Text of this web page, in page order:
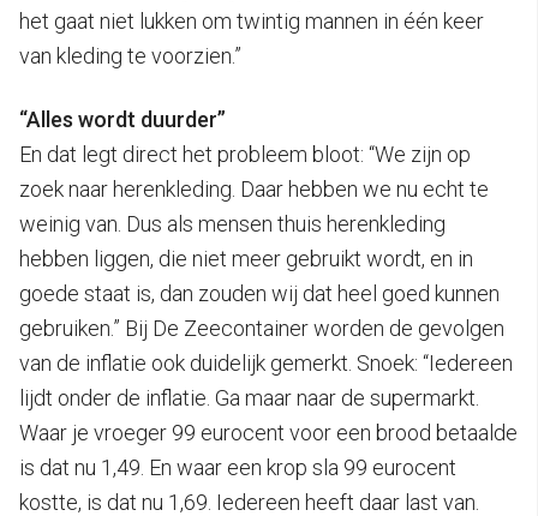
het gaat niet lukken om twintig mannen in één keer
van kleding te voorzien.”
“Alles wordt duurder”
En dat legt direct het probleem bloot: “We zijn op
zoek naar herenkleding. Daar hebben we nu echt te
weinig van. Dus als mensen thuis herenkleding
hebben liggen, die niet meer gebruikt wordt, en in
goede staat is, dan zouden wij dat heel goed kunnen
gebruiken.” Bij De Zeecontainer worden de gevolgen
van de inflatie ook duidelijk gemerkt. Snoek: “Iedereen
lijdt onder de inflatie. Ga maar naar de supermarkt.
Waar je vroeger 99 eurocent voor een brood betaalde
is dat nu 1,49. En waar een krop sla 99 eurocent
kostte, is dat nu 1,69. Iedereen heeft daar last van.